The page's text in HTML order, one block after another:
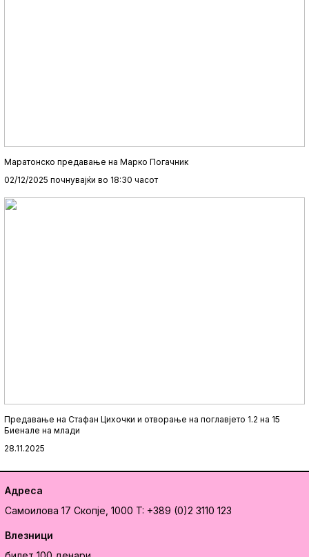
Маратонско предавање на Марко Погачник
02/12/2025 почнувајќи во 18:30 часот
Предавање на Стафан Цихочки и отворање на поглавјето 1.2 на 15
Биенале на млади
28.11.2025
Адреса
Самоилова 17 Скопје, 1000 T: +389 (0)2 3110 123
Влезници